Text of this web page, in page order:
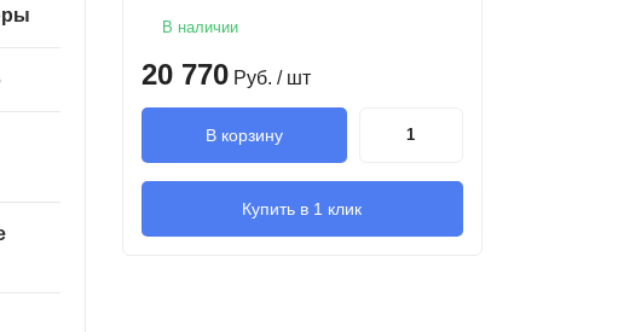
В наличии
20 770 Руб. / шт
В корзину
Купить в 1 клик